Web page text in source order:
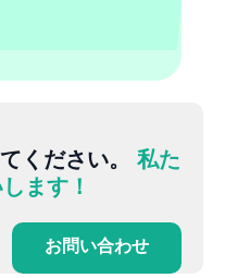
ください。 私た
ます！
お問い合わせ